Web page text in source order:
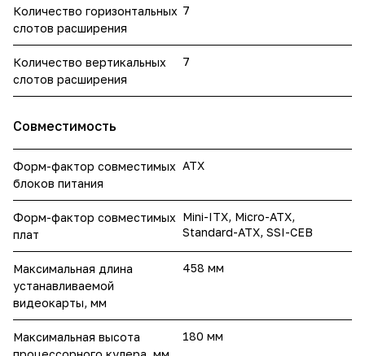
Количество горизонтальных
слотов расширения
7
Количество вертикальных
слотов расширения
7
Совместимость
Форм-фактор совместимых
блоков питания
ATX
Форм-фактор совместимых
плат
Mini-ITX, Micro-ATX,
Standard-ATX, SSI-CEB
Максимальная длина
устанавливаемой
видеокарты, мм
458 мм
Максимальная высота
180 мм